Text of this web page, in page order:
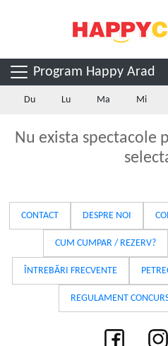
Program Happy Arad
Du Lu Ma Mi
Nu exista spectacole
CONTACT DESPRE NOI
CUM CUMPAR / REZERV?
ÎNTREBĂRI FRECVENTE
REGULAMENT